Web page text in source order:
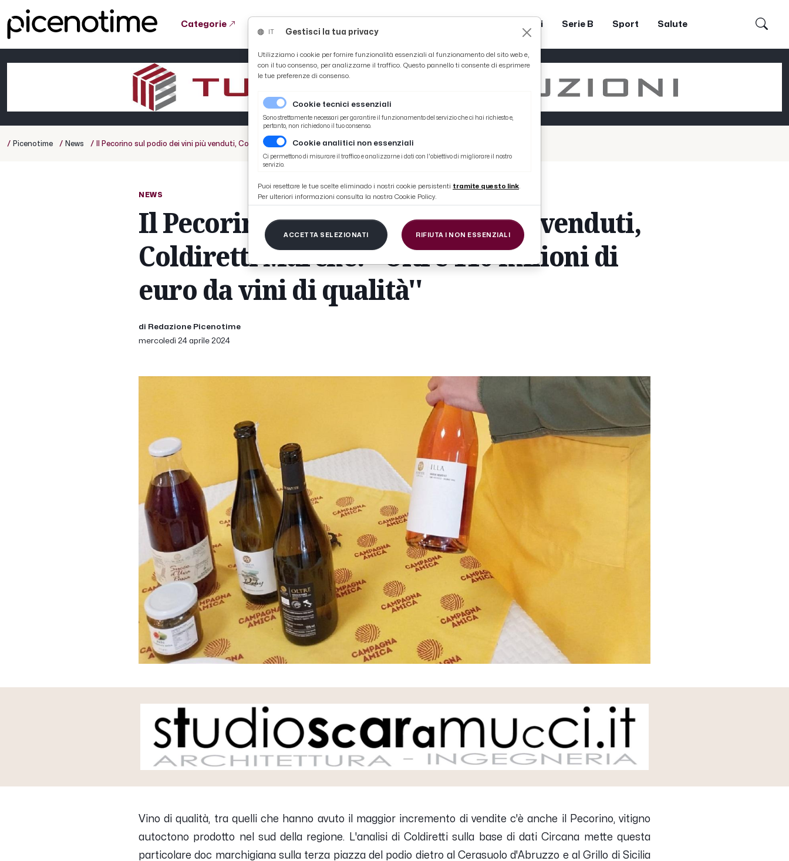
Categorie Coppa Teodori Serie B Sport Salute
/ Picenotime / News / Il Pecorino sul podio dei vini più venduti, Coldiretti Marche: ''Oltre 110 milioni di euro da vini di qualità''
NEWS
Il Pecorino sul podio dei vini più venduti,
Coldiretti Marche: ''Oltre 110 milioni di
euro da vini di qualità''
di Redazione Picenotime
mercoledì 24 aprile 2024
Vino di qualità, tra quelli che hanno avuto il maggior incremento di vendite c'è anche il Pecorino, vitigno
autoctono prodotto nel sud della regione. L'analisi di Coldiretti sulla base di dati Circana mette questa
particolare doc marchigiana sulla terza piazza del podio dietro al Cerasuolo d'Abruzzo e al Grillo di Sicilia
Gestisci la tua privacy
Utilizziamo i cookie per fornire funzionalità essenziali al funzionamento del sito web e,
con il tuo consenso, per analizzarne il traffico. Questo pannello ti consente di esprimere
le tue preferenze di consenso.
Cookie tecnici essenziali
Sono strettamente necessari per garantire il funzionamento del servizio che ci hai richiesto e,
pertanto, non richiedono il tuo consenso.
Cookie analitici non essenziali
Ci permettono di misurare il traffico e analizzarne i dati con l'obiettivo di migliorare il nostro
servizio.
Puoi resettare le tue scelte eliminado i nostri cookie persistenti tramite questo link.
Per ulteriori informazioni consulta la nostra Cookie Policy.
ACCETTA SELEZIONATI RIFIUTA I NON ESSENZIALI